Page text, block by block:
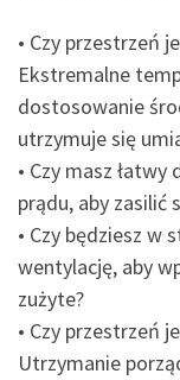
• Czy przestrzeń
Ekstremalne
dostosowanie
utrzymuje się
• Czy masz
prądu, aby zasilić
• Czy będziesz w
wentylację, aby
zużyte?
• Czy przestrzeń
Utrzymanie